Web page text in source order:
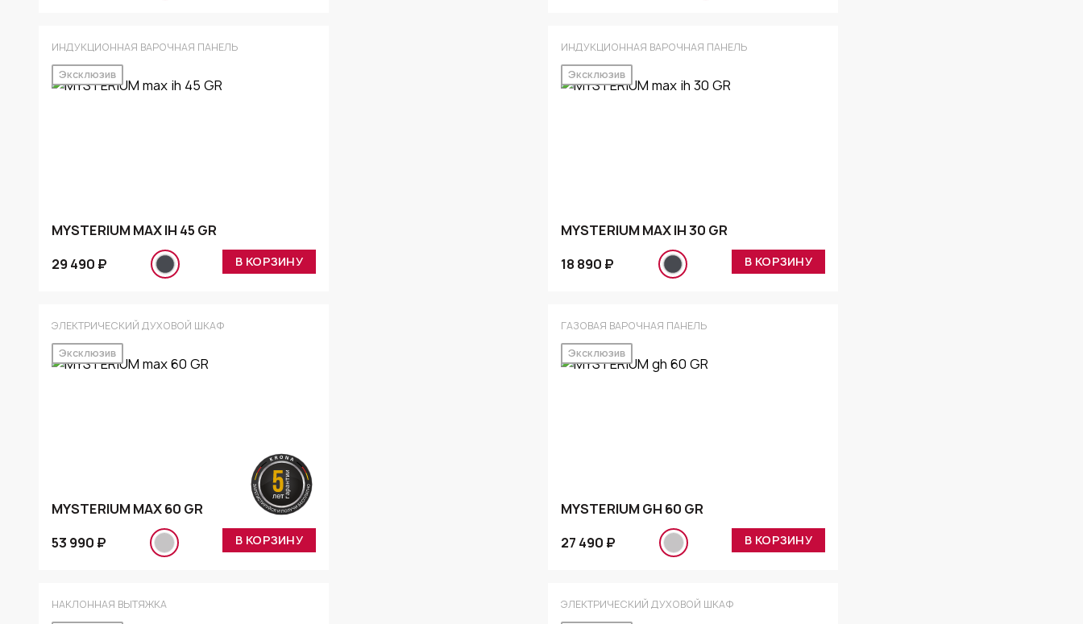
ИНДУКЦИОННАЯ ВАРОЧНАЯ ПАНЕЛЬ
Эксклюзив
MYSTERIUM MAX IH 45 GR
29 490 ₽
В КОРЗИНУ
ИНДУКЦИОННАЯ ВАРОЧНАЯ ПАНЕЛЬ
Эксклюзив
MYSTERIUM MAX IH 30 GR
18 890 ₽
В КОРЗИНУ
ЭЛЕКТРИЧЕСКИЙ ДУХОВОЙ ШКАФ
Эксклюзив
MYSTERIUM MAX 60 GR
53 990 ₽
В КОРЗИНУ
ГАЗОВАЯ ВАРОЧНАЯ ПАНЕЛЬ
Эксклюзив
MYSTERIUM GH 60 GR
27 490 ₽
В КОРЗИНУ
НАКЛОННАЯ ВЫТЯЖКА
ЭЛЕКТРИЧЕСКИЙ ДУХОВОЙ ШКАФ